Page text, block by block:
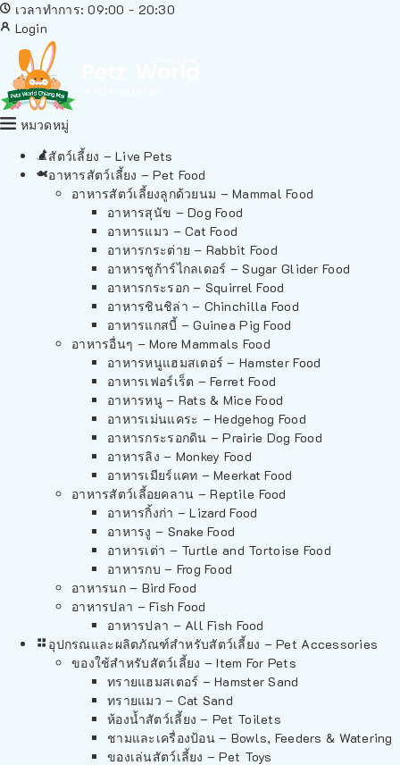
เวลาทำการ: 09:00 - 20:30
Login
หมวดหมู่
สัตว์เลี้ยง – Live Pets
อาหารสัตว์เลี้ยง – Pet Food
อาหารสัตว์เลี้ยงลูกด้วยนม – Mammal Food
อาหารสุนัข – Dog Food
อาหารแมว – Cat Food
อาหารกระต่าย – Rabbit Food
อาหารชูก้าร์ไกลเดอร์ – Sugar Glider Food
อาหารกระรอก – Squirrel Food
อาหารชินชิล่า – Chinchilla Food
อาหารแกสบี้ – Guinea Pig Food
อาหารอื่นๆ – More Mammals Food
อาหารหนูแฮมสเตอร์ – Hamster Food
อาหารเฟอร์เร็ต – Ferret Food
อาหารหนู – Rats & Mice Food
อาหารเม่นแคระ – Hedgehog Food
อาหารกระรอกดิน – Prairie Dog Food
อาหารลิง – Monkey Food
อาหารเมียร์แคท – Meerkat Food
อาหารสัตว์เลี้อยคลาน – Reptile Food
อาหารกิ้งก่า – Lizard Food
อาหารงู – Snake Food
อาหารเต่า – Turtle and Tortoise Food
อาหารกบ – Frog Food
อาหารนก – Bird Food
อาหารปลา – Fish Food
อาหารปลา – All Fish Food
อุปกรณและผลิตภัณฑ์สำหรับสัตว์เลี้ยง – Pet Accessories
ของใช้สำหรับสัตว์เลี้ยง – Item For Pets
ทรายแฮมสเตอร์ – Hamster Sand
ทรายแมว – Cat Sand
ห้องน้ำสัตว์เลี้ยง – Pet Toilets
ชามและเครื่องป้อน – Bowls, Feeders & Watering
ของเล่นสัตว์เลี้ยง – Pet Toys